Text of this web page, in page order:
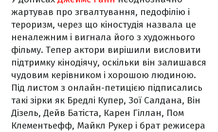
жартував про згвалтування, педофілію і
тероризм, через що кіностудія назвала це
неналежним і вигнала його з художнього
фільму. Тепер актори вирішили висловити
підтримку кінодіячу, оскільки він залишався
чудовим керівником і хорошою людиною.
Під листом з онлайн-петицією підписались
такі зірки як Бредлі Купер, Зої Салдана, Він
Дізель, Дейв Батіста, Карен Гіллан, Пом
Клементьефф, Майкл Рукер і брат режисера